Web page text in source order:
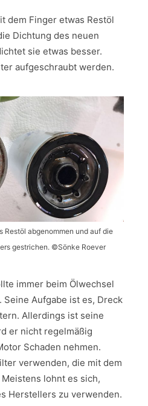
dem Finger etwas Restöl
Dichtung des neuen
sie etwas besser.
aufgeschraubt werden.
Restöl abgenommen und auf die
gestrichen. ©Sönke Roever
immer beim Ölwechsel
Aufgabe ist es, Dreck
Allerdings ist seine
er nicht regelmäßig
Schaden nehmen.
verwenden, die mit dem
lohnt es sich,
Herstellers zu verwenden.